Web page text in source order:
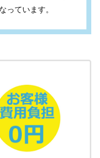
っています。